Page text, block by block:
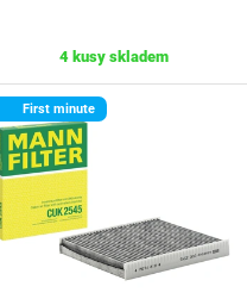
4 kusy skladem
First minute